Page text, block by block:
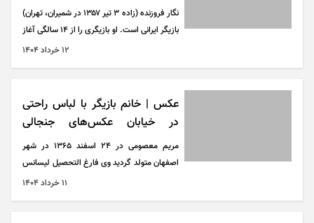
نگار فروزنده (زاده ۳ تیر ۱۳۵۷ در شمیران، تهران)
بازیگر ایرانی است. او بازیگری را از ۱۴ سالگی آغاز
کرد. پس از بازی در فیلم پاپیتال، بسیاری از
ابراهیم حاتمی‌کیا دیگر اسامی ثبت‌شده در
کارنامه هنری اوست. بازی او در فیلم اخراجی‌ها
در سال ۱۳۸۵ نیز بسیار مورد توجه قرار گرفت.
۱۲ خرداد ۱۴۰۴
عکس | خانم بازیگر با لباس راحتی
در خیابان عکس‌های جنجالی
انداخت!
مریم معصومی در ۲۴ اسفند ۱۳۶۵ در شهر
اصفهان متولد گردید وی فارغ التحصیل لیسانس
رشته علوم سیاسی می‌باشد، مریم معصومی
۱۱ خرداد ۱۴۰۴